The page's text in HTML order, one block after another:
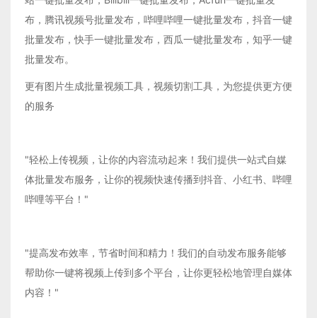
布，腾讯视频号批量发布，哔哩哔哩一键批量发布，抖音一键
批量发布，快手一键批量发布，西瓜一键批量发布，知乎一键
批量发布。
更有图片生成批量视频工具，视频切割工具，为您提供更方便
的服务
"轻松上传视频，让你的内容流动起来！我们提供一站式自媒
体批量发布服务，让你的视频快速传播到抖音、小红书、哔哩
哔哩等平台！"
"提高发布效率，节省时间和精力！我们的自动发布服务能够
帮助你一键将视频上传到多个平台，让你更轻松地管理自媒体
内容！"